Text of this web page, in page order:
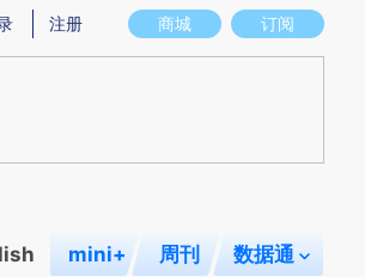
实意图存在偏差。不代表财新观点和立场。推荐点击
商城 订阅
注册
mini+ 周刊 数据通